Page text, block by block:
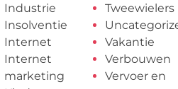
Industrie
Insolventie
Internet
Internet
marketing
Tweewielers
Vakantie
Verbouwen
Vervoer en